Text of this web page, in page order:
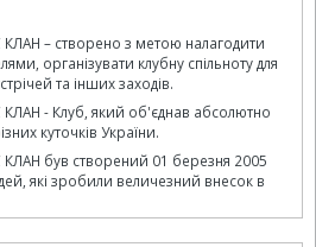
– створено з метою налагодити
організувати клубну спільноту для
та інших заходів.
- Клуб, який об'єднав абсолютно
куточків України.
був створений 01 березня 2005
які зробили величезний внесок в